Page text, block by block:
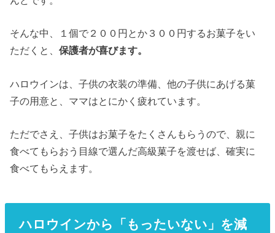
そんな中、１個で２００円とか３００円するお菓子をい
ただくと、保護者が喜びます。
ハロウインは、子供の衣装の準備、他の子供にあげる菓
子の用意と、ママはとにかく疲れています。
ただでさえ、子供はお菓子をたくさんもらうので、親に
食べてもらおう目線で選んだ高級菓子を渡せば、確実に
食べてもらえます。
ハロウインから「もったいない」を減